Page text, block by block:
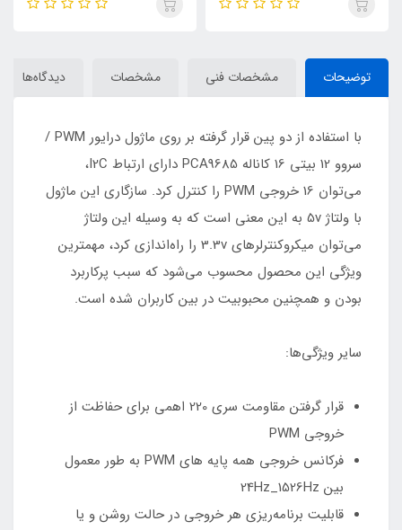
توضیحات مشخصات فنی مشخصات دیدگاه‌ها
با استفاده از دو پین قرار گرفته بر روی ماژول درایور PWM /
سروو 12 بیتی 16 کاناله PCA9685 دارای ارتباط I2C،
می‌توان 16 خروجی PWM را کنترل کرد. سازگاری این ماژول
با ولتاژ 5v به این معنی است که به وسیله این ولتاژ
می‌توان میکروکنترلر‌های 3.3v را را‌ه‌اندازی کرد، مهمترین
ویژگی این محصول محسوب می‌شود که سبب پرکاربرد
بودن و همچنین محبوبیت در بین کاربران شده است.
سایر ویژگی‌ها:
قرار گرفتن مقاومت سری 220 اهمی برای حفاظت از
خروجی PWM
فرکانس خروجی همه پایه های PWM به طور معمول
بین 24Hz_1526Hz
قابلیت برنامه‌ریزی هر خروجی در حالت روشن و یا